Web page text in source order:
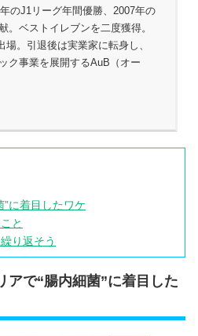
のJ1リーグ年間優勝、2007年の
。ベストイレブンを二度獲得。
。引退後は実業家に転身し、
ク事業を展開するAuB（オー
に着目したワケ
と
り返そう
アで“腸内細菌”に着目した